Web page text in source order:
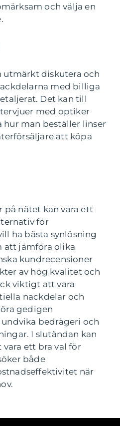
och välja en
utmärkt diskutera och
med billiga
Det kan till
med optiker
hur man beställer linser
att köpa
nätet kan vara ett
för
ha bästa synlösning
att jämföra olika
kundrecensioner
av hög kvalitet och
viktigt att vara
nackdelar och
gedigen
bedrägeri och
I slutändan kan
ett bra val för
både
när